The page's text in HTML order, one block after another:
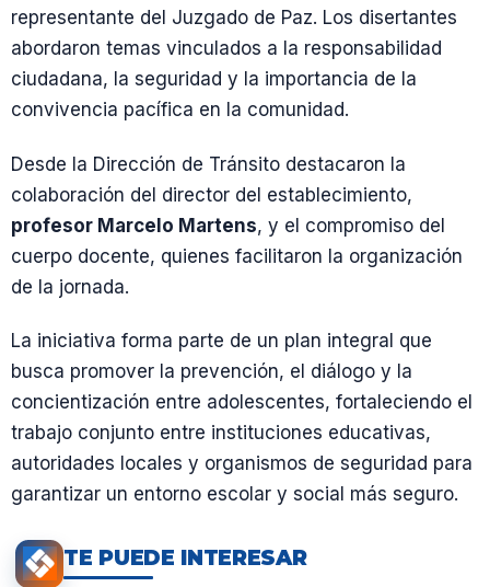
representante del Juzgado de Paz. Los disertantes
abordaron temas vinculados a la responsabilidad
ciudadana, la seguridad y la importancia de la
convivencia pacífica en la comunidad.
Desde la Dirección de Tránsito destacaron la
colaboración del director del establecimiento,
profesor Marcelo Martens, y el compromiso del
cuerpo docente, quienes facilitaron la organización
de la jornada.
La iniciativa forma parte de un plan integral que
busca promover la prevención, el diálogo y la
concientización entre adolescentes, fortaleciendo el
trabajo conjunto entre instituciones educativas,
autoridades locales y organismos de seguridad para
garantizar un entorno escolar y social más seguro.
TE PUEDE INTERESAR